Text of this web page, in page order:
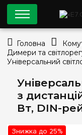
з
Вт, DIN-
Знижка до 25%
Головна
Димери та